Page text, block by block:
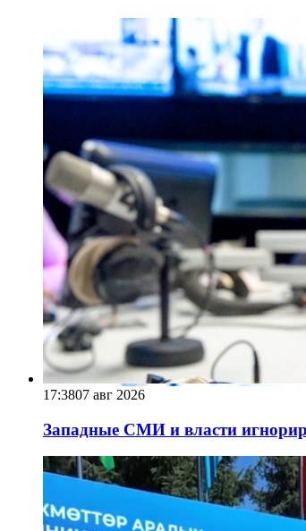
17:3807 авг 2026
Западные СМИ и власти